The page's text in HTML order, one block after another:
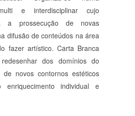
e interdisciplinar cujo
a prossecução de novas
difusão de conteúdos na área
fazer artístico. Carta Branca
dos domínios do
de novos contornos estéticos
individual e